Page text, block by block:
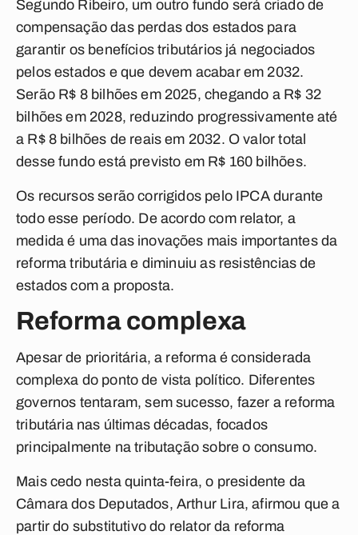
Segundo Ribeiro, um outro fundo será criado de
compensação das perdas dos estados para
garantir os benefícios tributários já negociados
pelos estados e que devem acabar em 2032.
Serão R$ 8 bilhões em 2025, chegando a R$ 32
bilhões em 2028, reduzindo progressivamente até
a R$ 8 bilhões de reais em 2032. O valor total
desse fundo está previsto em R$ 160 bilhões.
Os recursos serão corrigidos pelo IPCA durante
todo esse período. De acordo com relator, a
medida é uma das inovações mais importantes da
reforma tributária e diminuiu as resistências de
estados com a proposta.
Reforma complexa
Apesar de prioritária, a reforma é considerada
complexa do ponto de vista político. Diferentes
governos tentaram, sem sucesso, fazer a reforma
tributária nas últimas décadas, focados
principalmente na tributação sobre o consumo.
Mais cedo nesta quinta-feira, o presidente da
Câmara dos Deputados, Arthur Lira, afirmou que a
partir do substitutivo do relator da reforma